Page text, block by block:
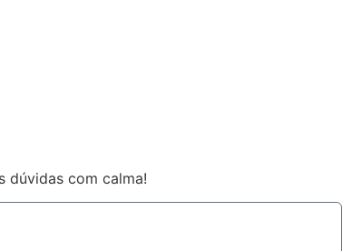
dúvidas com calma!